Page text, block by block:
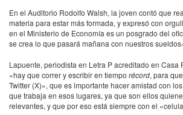
En el Auditorio Rodolfo Walsh, la joven contó que
materia para estar más formada, y expresó con
en el Ministerio de Economía es un posgrado del
se crea lo que pasará mañana con nuestros
Lapuente, periodista en Letra P acreditado en Casa
«hay que correr y escribir en tiempo récord, para
Twitter (X)», que es importante hacer amistad con
que trabaja en esos lugares, ya que son ellos
relevantes, y que por eso está siempre con el